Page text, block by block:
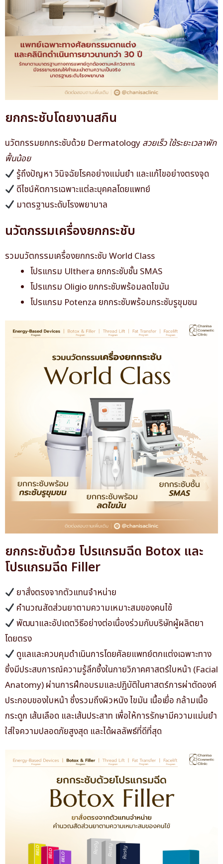
ยกกระชับโดยงานสกิน
นวัตกรรมยกกระชับด้วย Dermatologyสวยเร็ว ใช้ระยะเวลาพัก
ฟื้นน้อย
รู้ถึงปัญหา วินิจฉัยโรคอย่างแม่นยำ และแก้ไขอย่างตรงจุด
ดีไซน์หัตการเฉพาะแต่ละบุคคลโดยแพทย์
มาตรฐานระดับโรงพยาบาล
นวัตกรรมเครื่องยกกระชับ
รวมนวัตกรรมเครื่องยกกระชับ World Class
โปรแกรม Ulthera ยกกระชับชั้น SMAS
โปรแกรม Oligio ยกกระชับพร้อมลดไขมัน
โปรแกรม Potenza ยกกระชับพร้อมกระชับรูขุมขน
ยกกระชับด้วย โปรแกรมฉีด Botox และ
โปรแกรมฉีด Filler
ยาสั่งตรงจากตัวแทนจำหน่าย
คำนวณสัดส่วนยาตามความเหมาะสมของคนไข้
พัฒนาและอัปเดตวิธีอย่างต่อเนื่องร่วมกับบริษัทผู้ผลิตยา
โดยตรง
ดูแลและควบคุมดำเนินการโดยศัลยแพทย์ตกแต่งเฉพาะทาง
ซึ่งมีประสบการณ์ความรู้ลึกซึ้งในกายวิภาคศาสตร์ใบหน้า (Facial
Anatomy) ผ่านการฝึกอบรมและปฏิบัติในศาสตร์การผ่าตัดองค์
ประกอบของใบหน้า ซึ่งรวมถึงผิวหนัง ไขมัน เนื้อเยื่อ กล้ามเนื้อ
กระดูก เส้นเลือด และเส้นประสาท เพื่อให้การรักษามีความแม่นยำ
ใส่ใจความปลอดภัยสูงสุด และได้ผลลัพธ์ที่ดีที่สุด